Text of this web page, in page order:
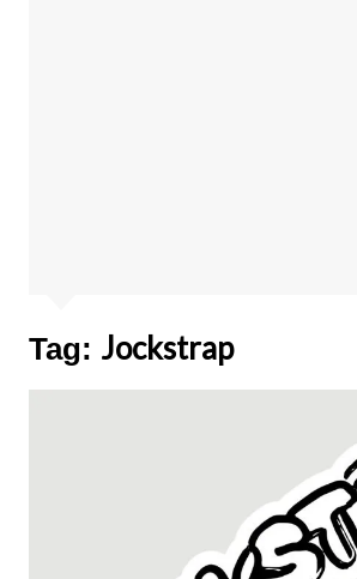
Tag: Jockstrap